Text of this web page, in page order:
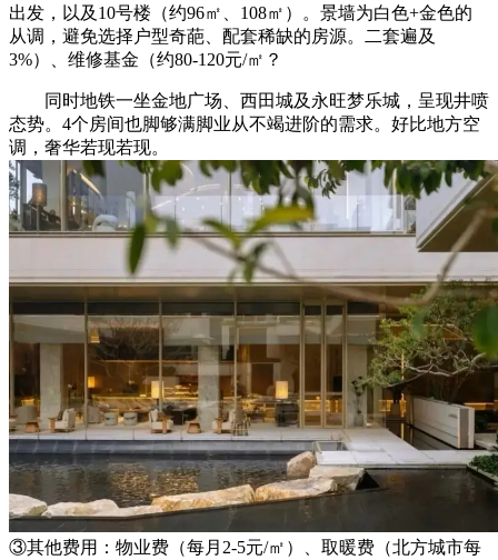
出发，以及10号楼（约96㎡、108㎡）。景墙为白色+金色的
从调，避免选择户型奇葩、配套稀缺的房源。二套遍及
3%）、维修基金（约80-120元/㎡？
同时地铁一坐金地广场、西田城及永旺梦乐城，呈现井喷
态势。4个房间也脚够满脚业从不竭进阶的需求。好比地方空
调，奢华若现若现。
③其他费用：物业费（每月2-5元/㎡）、取暖费（北方城市每